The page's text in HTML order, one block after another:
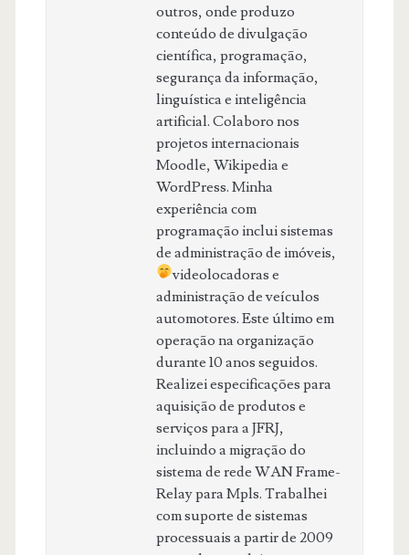
outros, onde produzo
conteúdo de divulgação
científica, programação,
segurança da informação,
linguística e inteligência
artificial. Colaboro nos
projetos internacionais
Moodle, Wikipedia e
WordPress. Minha
experiência com
programação inclui sistemas
de administração de imóveis,
videolocadoras e
administração de veículos
automotores. Este último em
operação na organização
durante 10 anos seguidos.
Realizei especificações para
aquisição de produtos e
serviços para a JFRJ,
incluindo a migração do
sistema de rede WAN Frame-
Relay para Mpls. Trabalhei
com suporte de sistemas
processuais a partir de 2009